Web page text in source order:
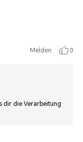
Melden 0
dir die Verarbeitung